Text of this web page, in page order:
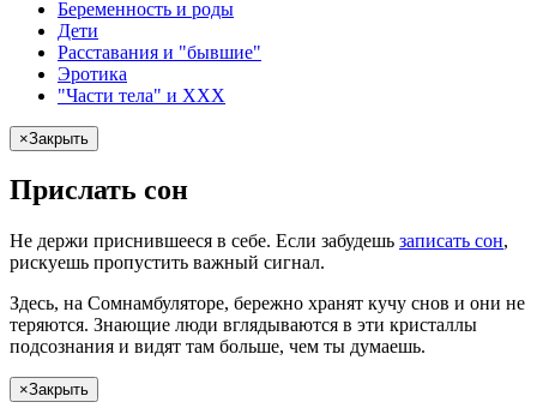
Беременность и роды
Дети
Расставания и "бывшие"
Эротика
"Части тела" и XXX
×Закрыть
Прислать сон
Не держи приснившееся в себе. Если забудешь записать сон,
рискуешь пропустить важный сигнал.
Здесь, на Сомнамбуляторе, бережно хранят кучу снов и они не
теряются. Знающие люди вглядываются в эти кристаллы
подсознания и видят там больше, чем ты думаешь.
×Закрыть